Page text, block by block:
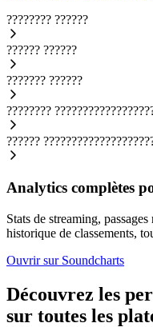
???????? ??????
?????? ??????
??????? ??????
????????
??????
Analytics complètes
Stats de streaming,
historique de classements,
Ouvrir sur Soundcharts
Découvrez les
sur toutes les